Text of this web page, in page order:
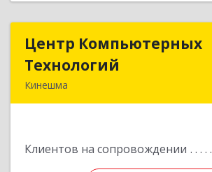
Центр Компьютерных
Технологий
Кинешма
Клиентов на сопровождении
Центр